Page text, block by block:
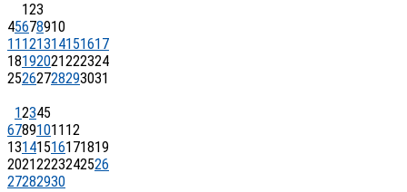
123
45678910
11 121314151617
18192021222324
25262728293031
12345
67891011 12
13141516171819
20212223242526
27282930